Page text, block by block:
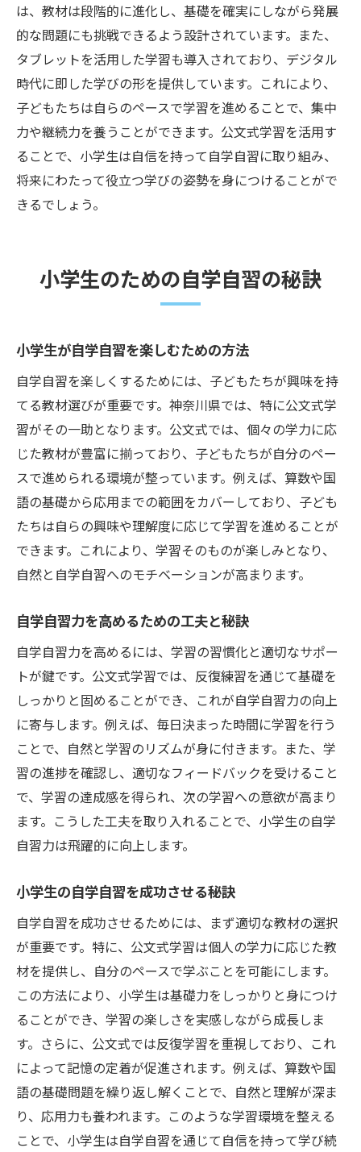
は、教材は段階的に進化し、基礎を確実にしながら発展
的な問題にも挑戦できるよう設計されています。また、
タブレットを活用した学習も導入されており、デジタル
時代に即した学びの形を提供しています。これにより、
子どもたちは自らのペースで学習を進めることで、集中
力や継続力を養うことができます。公文式学習を活用す
ることで、小学生は自信を持って自学自習に取り組み、
将来にわたって役立つ学びの姿勢を身につけることがで
きるでしょう。
小学生のための自学自習の秘訣
小学生が自学自習を楽しむための方法
自学自習を楽しくするためには、子どもたちが興味を持
てる教材選びが重要です。神奈川県では、特に公文式学
習がその一助となります。公文式では、個々の学力に応
じた教材が豊富に揃っており、子どもたちが自分のペー
スで進められる環境が整っています。例えば、算数や国
語の基礎から応用までの範囲をカバーしており、子ども
たちは自らの興味や理解度に応じて学習を進めることが
できます。これにより、学習そのものが楽しみとなり、
自然と自学自習へのモチベーションが高まります。
自学自習力を高めるための工夫と秘訣
自学自習力を高めるには、学習の習慣化と適切なサポー
トが鍵です。公文式学習では、反復練習を通じて基礎を
しっかりと固めることができ、これが自学自習力の向上
に寄与します。例えば、毎日決まった時間に学習を行う
ことで、自然と学習のリズムが身に付きます。また、学
習の進捗を確認し、適切なフィードバックを受けること
で、学習の達成感を得られ、次の学習への意欲が高まり
ます。こうした工夫を取り入れることで、小学生の自学
自習力は飛躍的に向上します。
小学生の自学自習を成功させる秘訣
自学自習を成功させるためには、まず適切な教材の選択
が重要です。特に、公文式学習は個人の学力に応じた教
材を提供し、自分のペースで学ぶことを可能にします。
この方法により、小学生は基礎力をしっかりと身につけ
ることができ、学習の楽しさを実感しながら成長しま
す。さらに、公文式では反復学習を重視しており、これ
によって記憶の定着が促進されます。例えば、算数や国
語の基礎問題を繰り返し解くことで、自然と理解が深ま
り、応用力も養われます。このような学習環境を整える
ことで、小学生は自学自習を通じて自信を持って学び続